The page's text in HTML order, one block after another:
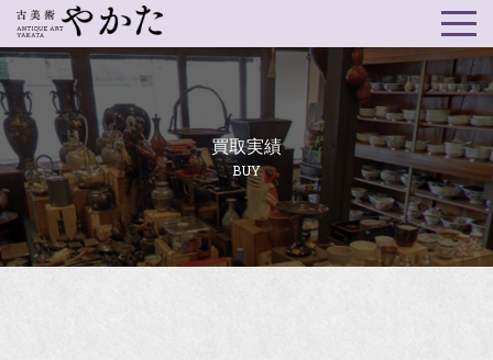
買取実績
BUY